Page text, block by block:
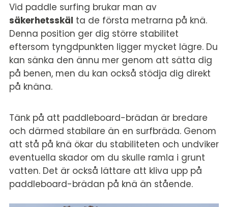
Vid paddle surfing brukar man av
säkerhetsskäl ta de första metrarna på knä.
Denna position ger dig större stabilitet
eftersom tyngdpunkten ligger mycket lägre. Du
kan sänka den ännu mer genom att sätta dig
på benen, men du kan också stödja dig direkt
på knäna.
Tänk på att paddleboard-brädan är bredare
och därmed stabilare än en surfbräda. Genom
att stå på knä ökar du stabiliteten och undviker
eventuella skador om du skulle ramla i grunt
vatten. Det är också lättare att kliva upp på
paddleboard-brädan på knä än stående.